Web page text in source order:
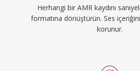
AIFF, kayıt endüstrisi genelinde
seçenek olmaya devam
Herhangi bir AMR kaydını
formatına dönüştürün. Ses
korunur.